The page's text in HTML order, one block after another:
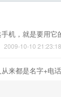
机，就是要用它
2009-10-10 21:23:18
从来都是名字+